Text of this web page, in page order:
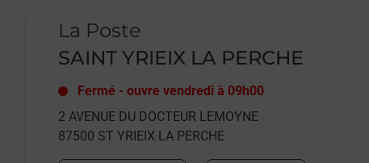
La Poste
SAINT YRIEIX LA PERCHE
Fermé - ouvre vendredi à 09h00
2 AVENUE DU DOCTEUR LEMOYNE
87500 ST YRIEIX LA PERCHE